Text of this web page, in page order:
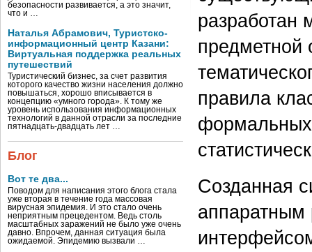
безопасности развивается, а это значит,
что и …
Наталья Абрамович, Туристско-
информационный центр Казани:
Виртуальная поддержка реальных
путешествий
Туристический бизнес, за счет развития
которого качество жизни населения должно
повышаться, хорошо вписывается в
концепцию «умного города». К тому же
уровень использования информационных
технологий в данной отрасли за последние
пятнадцать-двадцать лет …
Блог
Вот те два...
Поводом для написания этого блога стала
уже вторая в течение года массовая
вирусная эпидемия. И это стало очень
неприятным прецедентом. Ведь столь
масштабных заражений не было уже очень
давно. Впрочем, данная ситуация была
ожидаемой. Эпидемию вызвали …
разработан
предметной
правила
формальных
Созданная
аппаратным